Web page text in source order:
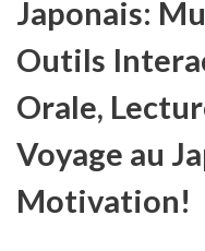
Japonais:
Outils
Orale,
Voyage au
Motivation!